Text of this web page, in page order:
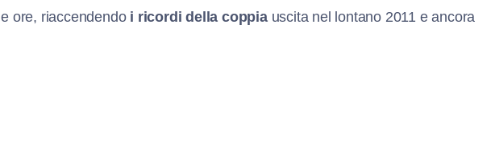
ore, riaccendendoi ricordi della coppiauscita nel lontano 2011 e ancora